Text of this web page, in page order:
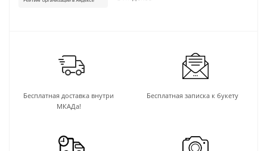
Бесплатная доставка внутри
МКАДа!
Бесплатная записка к букету